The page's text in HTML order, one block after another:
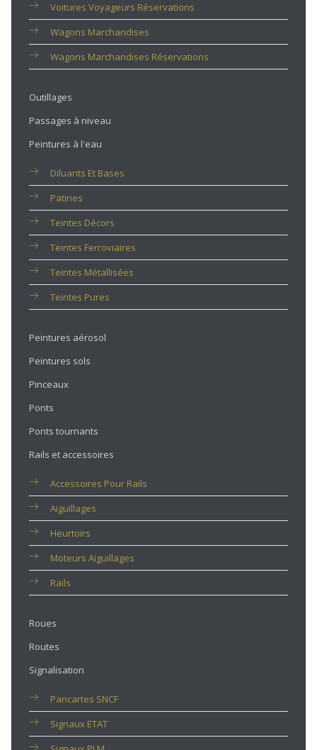
Voitures Voyageurs Réservations
Wagons Marchandises
Wagons Marchandises Réservations
Outillages
Passages à niveau
Peintures à l'eau
Diluants Et Bases
Patines
Teintes Décors
Teintes Ferroviaires
Teintes Métallisées
Teintes Pures
Peintures aérosol
Peintures sols
Pinceaux
Ponts
Ponts tournants
Rails et accessoires
Accessoires Pour Rails
Aiguillages
Heurtoirs
Moteurs Aiguillages
Rails
Roues
Routes
Signalisation
Pancartes SNCF
Signaux ETAT